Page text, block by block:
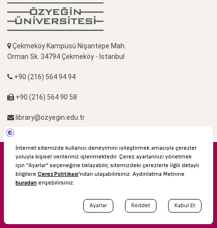
Leave a message
Çekmeköy Kampüsü Nişantepe Mah.
Orman Sk. 34794 Çekmeköy - İstanbul
+90 (216) 564 94 94
+90 (216) 564 90 58
library@ozyegin.edu.tr
© 2016 Özyeğin Üniversitesi
Akademik Takvim
Kişisel Verilerin Korunması